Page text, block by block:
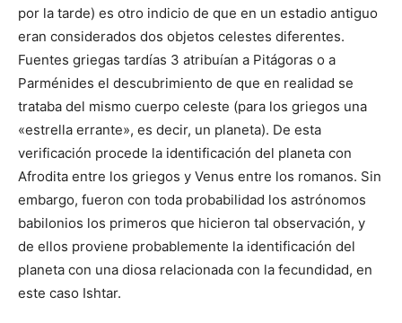
por la tarde) es otro indicio de que en un estadio antiguo
eran considerados dos objetos celestes diferentes.
Fuentes griegas tardías 3 atribuían a Pitágoras o a
Parménides el descubrimiento de que en realidad se
trataba del mismo cuerpo celeste (para los griegos una
«estrella errante», es decir, un planeta). De esta
verificación procede la identificación del planeta con
Afrodita entre los griegos y Venus entre los romanos. Sin
embargo, fueron con toda probabilidad los astrónomos
babilonios los primeros que hicieron tal observación, y
de ellos proviene probablemente la identificación del
planeta con una diosa relacionada con la fecundidad, en
este caso Ishtar.